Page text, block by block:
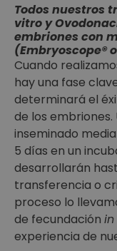
Todos nuestros
vitro y
embriones con
(Embryoscope®
Cuando
hay una fase
determinará el
de los embriones.
inseminado
5 días en un
desarrollarán
transferencia o
proceso lo
de fecundación
experiencia de